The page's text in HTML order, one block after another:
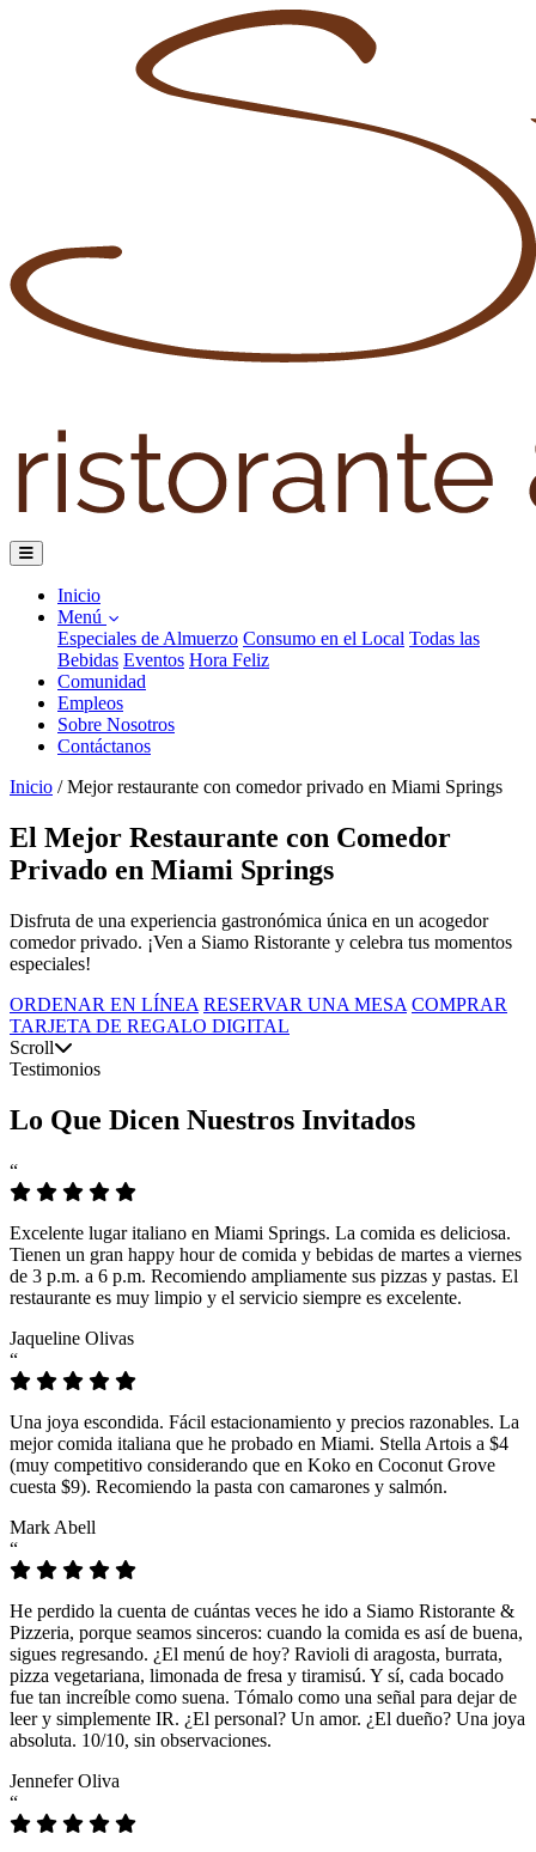
Inicio
Menú
Especiales de Almuerzo Consumo en el Local Todas las
Bebidas Eventos Hora Feliz
Comunidad
Empleos
Sobre Nosotros
Contáctanos
Inicio / Mejor restaurante con comedor privado en Miami Springs
El Mejor Restaurante con Comedor
Privado en Miami Springs
Disfruta de una experiencia gastronómica única en un acogedor
comedor privado. ¡Ven a Siamo Ristorante y celebra tus momentos
especiales!
ORDENAR EN LÍNEA RESERVAR UNA MESA COMPRAR
TARJETA DE REGALO DIGITAL
Scroll
Testimonios
Lo Que Dicen Nuestros Invitados
“
Excelente lugar italiano en Miami Springs. La comida es deliciosa.
Tienen un gran happy hour de comida y bebidas de martes a viernes
de 3 p.m. a 6 p.m. Recomiendo ampliamente sus pizzas y pastas. El
restaurante es muy limpio y el servicio siempre es excelente.
Jaqueline Olivas
“
Una joya escondida. Fácil estacionamiento y precios razonables. La
mejor comida italiana que he probado en Miami. Stella Artois a $4
(muy competitivo considerando que en Koko en Coconut Grove
cuesta $9). Recomiendo la pasta con camarones y salmón.
Mark Abell
“
He perdido la cuenta de cuántas veces he ido a Siamo Ristorante &
Pizzeria, porque seamos sinceros: cuando la comida es así de buena,
sigues regresando. ¿El menú de hoy? Ravioli di aragosta, burrata,
pizza vegetariana, limonada de fresa y tiramisú. Y sí, cada bocado
fue tan increíble como suena. Tómalo como una señal para dejar de
leer y simplemente IR. ¿El personal? Un amor. ¿El dueño? Una joya
absoluta. 10/10, sin observaciones.
Jennefer Oliva
“